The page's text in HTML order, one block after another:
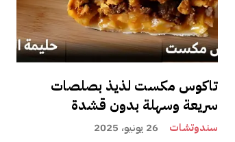
تاكوس مكست لذيذ بصلصات
سريعة وسهلة بدون قشدة
سندوتشات 26 يونيو، 2025